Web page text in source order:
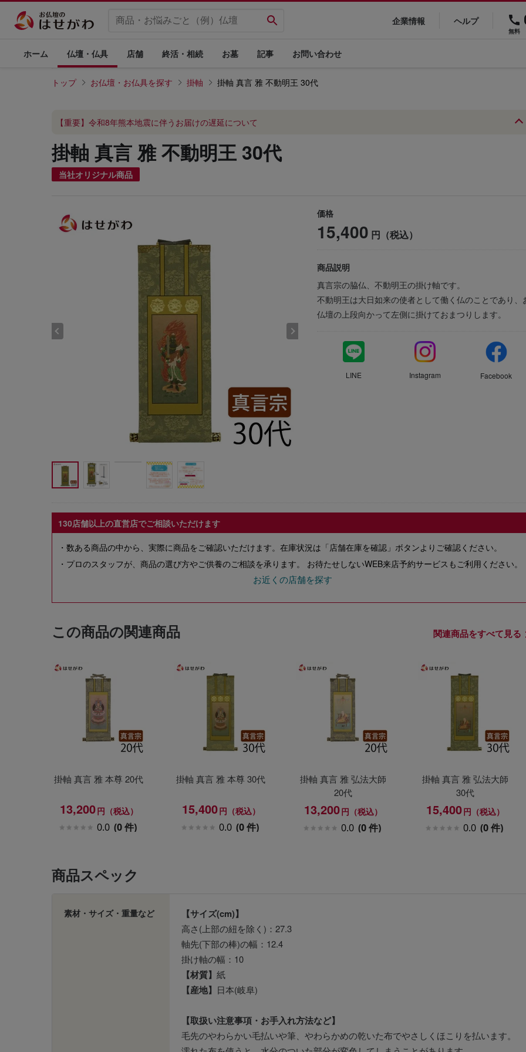
企業情報 ヘルプ
無料
ホーム 仏壇・仏具 店舗 終活・相続 お墓 記事 お問い合わせ
トップ お仏壇・お仏具を探す 掛軸 掛軸 真言 雅 不動明王 30代
【重要】令和8年熊本地震に伴うお届けの遅延について
掛軸 真言 雅 不動明王 30代
当社オリジナル商品
価格
15,400 円（税込）
商品説明
真言宗の脇仏、不動明王の掛け軸です。
不動明王は大日如来の使者として働く仏のことであり、
仏壇の上段向かって左側に掛けておまつりします。
LINE Instagram Facebook
130店舗以上の直営店でご相談いただけます
・数ある商品の中から、実際に商品をご確認いただけます。在庫状況は「店舗在庫を確認」ボタンよりご確認ください。
・プロのスタッフが、商品の選び方やご供養のご相談を承ります。 お待たせしないWEB来店予約サービスもご利用ください。
お近くの店舗を探す
この商品の関連商品 関連商品をすべて見る
掛軸 真言 雅 本尊 20代
13,200円（税込）
0.0 (0 件)
掛軸 真言 雅 本尊 30代
15,400円（税込）
0.0 (0 件)
掛軸 真言 雅 弘法大師
20代
13,200円（税込）
0.0 (0 件)
掛軸 真言 雅 弘法大師
30代
15,400円（税込）
0.0 (0 件)
商品スペック
素材・サイズ・重量など 【サイズ(cm)】
高さ(上部の紐を除く)：27.3
軸先(下部の棒)の幅：12.4
掛け軸の幅：10
【材質】 紙
【産地】 日本(岐阜)
【取扱い注意事項・お手入れ方法など】
毛先のやわらかい毛払いや筆、やわらかめの乾いた布でやさしくほこりを払います。